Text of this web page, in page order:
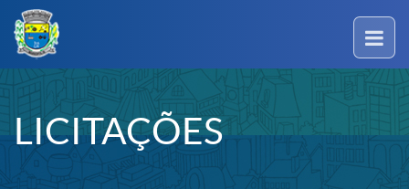
LICITAÇÕES